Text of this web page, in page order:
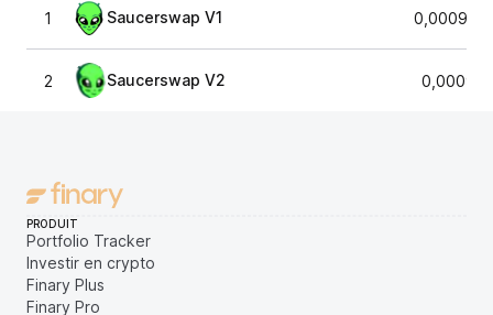
1 Saucerswap V1
2 Saucerswap V2
PRODUIT
Portfolio Tracker
Investir en crypto
Finary Plus
Finary Pro